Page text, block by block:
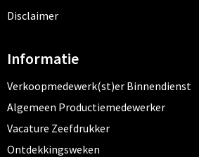
Disclaimer
Informatie
Verkoopmedewerk(st)er Binnendienst
Algemeen Productiemedewerker
Vacature Zeefdrukker
Ontdekkingsweken